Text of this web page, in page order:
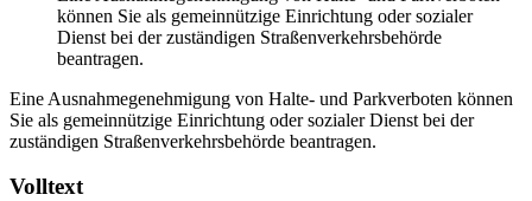
können Sie als gemeinnützige Einrichtung oder sozialer
Dienst bei der zuständigen Straßenverkehrsbehörde
beantragen.
Eine Ausnahmegenehmigung von Halte- und Parkverboten können
Sie als gemeinnützige Einrichtung oder sozialer Dienst bei der
zuständigen Straßenverkehrsbehörde beantragen.
Volltext